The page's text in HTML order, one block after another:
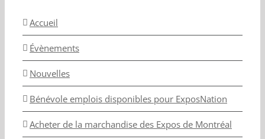
Accueil
Évènements
Nouvelles
Bénévole emplois disponibles pour ExposNation
Acheter de la marchandise des Expos de Montréal